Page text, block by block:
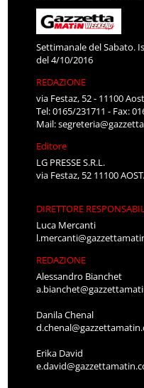
Settimanale del Sabato.
del 4/10/2016
REDAZIONE
via Festaz, 52 - 11100
Tel: 0165/231711 - Fax:
Mail:
Editore
LG PRESSE S.R.L.
via Festaz, 52 11100
DIRETTORE
Luca Mercanti
REDAZIONE
Alessandro Bianchet
Danila Chenal
Erika David